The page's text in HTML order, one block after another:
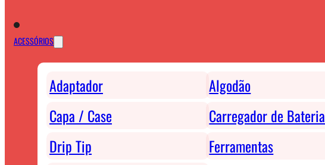
ACESSÓRIOS
Adaptador Algodão
Capa / Case
Carregador de Bateria
Drip Tip
Ferramentas